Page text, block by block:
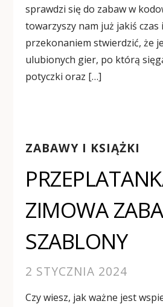
sprawdzi się do zabaw w
towarzyszy nam już jakiś czas
przekonaniem stwierdzić, że
ulubionych gier, po którą
potyczki oraz […]
ZABAWY I KSIĄŻKI
ZIMOWA
SZABLONY
2 STYCZNIA 2024
Czy wiesz, jak ważne jest